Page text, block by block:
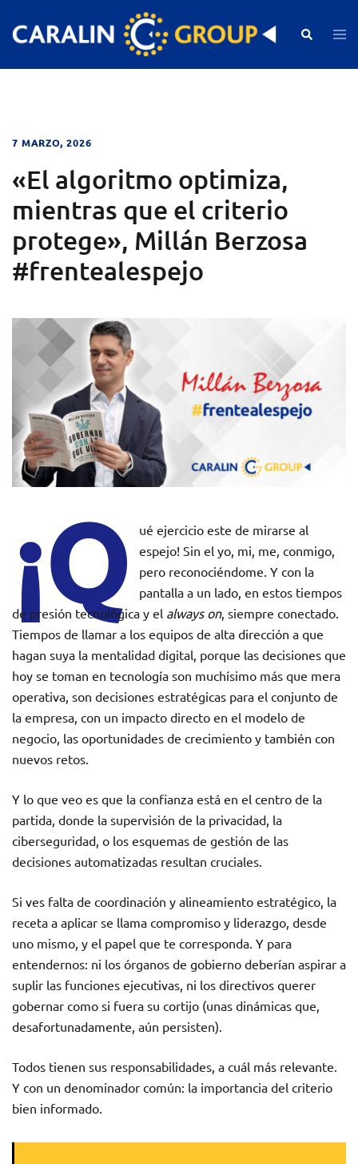
Search
7 MARZO, 2026
«El algoritmo optimiza,
mientras que el criterio
protege», Millán Berzosa
#frentealespejo
¡Q
ué ejercicio este de mirarse al
espejo! Sin el yo, mi, me, conmigo,
pero reconociéndome. Y con la
pantalla a un lado, en estos tiempos
de presión tecnológica y el always on, siempre conectado.
Tiempos de llamar a los equipos de alta dirección a que
hagan suya la mentalidad digital, porque las decisiones que
hoy se toman en tecnología son muchísimo más que mera
operativa, son decisiones estratégicas para el conjunto de
la empresa, con un impacto directo en el modelo de
negocio, las oportunidades de crecimiento y también con
nuevos retos.
Y lo que veo es que la confianza está en el centro de la
partida, donde la supervisión de la privacidad, la
ciberseguridad, o los esquemas de gestión de las
decisiones automatizadas resultan cruciales.
Si ves falta de coordinación y alineamiento estratégico, la
receta a aplicar se llama compromiso y liderazgo, desde
uno mismo, y el papel que te corresponda. Y para
entendernos: ni los órganos de gobierno deberían aspirar a
suplir las funciones ejecutivas, ni los directivos querer
gobernar como si fuera su cortijo (unas dinámicas que,
desafortunadamente, aún persisten).
Todos tienen sus responsabilidades, a cuál más relevante.
Y con un denominador común: la importancia del criterio
bien informado.